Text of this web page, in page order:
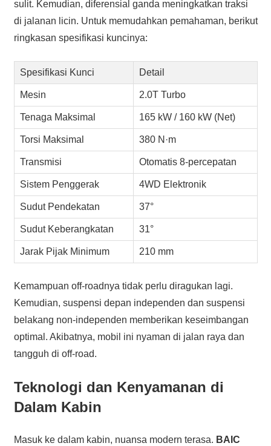
sulit. Kemudian, diferensial ganda meningkatkan traksi
di jalanan licin. Untuk memudahkan pemahaman, berikut
ringkasan spesifikasi kuncinya:
Spesifikasi Kunci Detail
Mesin 2.0T Turbo
Tenaga Maksimal 165 kW / 160 kW (Net)
Torsi Maksimal 380 N·m
Transmisi Otomatis 8-percepatan
Sistem Penggerak 4WD Elektronik
Sudut Pendekatan 37°
Sudut Keberangkatan 31°
Jarak Pijak Minimum 210 mm
Kemampuan off-roadnya tidak perlu diragukan lagi.
Kemudian, suspensi depan independen dan suspensi
belakang non-independen memberikan keseimbangan
optimal. Akibatnya, mobil ini nyaman di jalan raya dan
tangguh di off-road.
Teknologi dan Kenyamanan di
Dalam Kabin
Masuk ke dalam kabin, nuansa modern terasa. BAIC